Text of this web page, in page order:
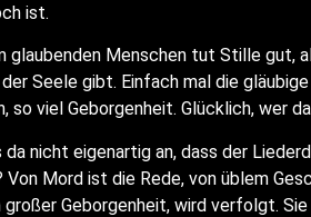
ist.
glau­ben­den Men­schen tut Stil­le gut,
der See­le gibt. Ein­fach mal die
so viel Gebor­gen­heit. Glück­lich, wer
nicht eigen­ar­tig an, dass der
Mord ist die Rede, von üblem
Gebor­gen­heit, wird ver­folgt.